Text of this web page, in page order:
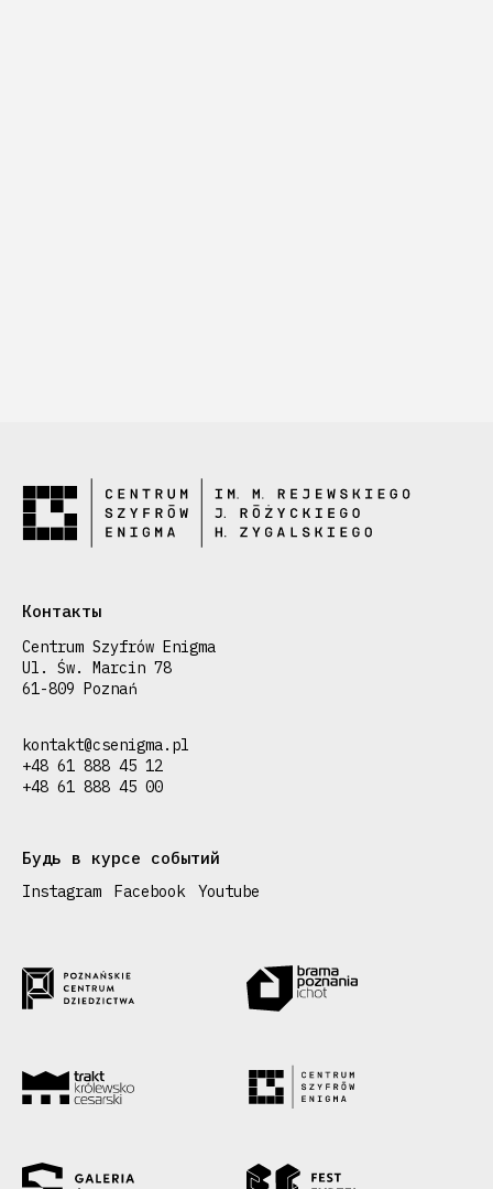
Контакты
Centrum Szyfrów Enigma
Ul. Św. Marcin 78
61-809 Poznań
kontakt@csenigma.pl
+48 61 888 45 12
+48 61 888 45 00
Будь в курсе событий
Instagram Facebook Youtube